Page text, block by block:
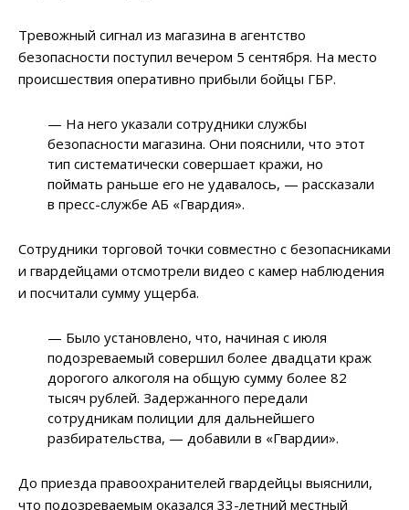
Тревожный сигнал из магазина в агентство
безопасности поступил вечером 5 сентября. На место
происшествия оперативно прибыли бойцы ГБР.
— На него указали сотрудники службы
безопасности магазина. Они пояснили, что этот
тип систематически совершает кражи, но
поймать раньше его не удавалось, — рассказали
в пресс-службе АБ «Гвардия».
Сотрудники торговой точки совместно с безопасниками
и гвардейцами отсмотрели видео с камер наблюдения
и посчитали сумму ущерба.
— Было установлено, что, начиная с июля
подозреваемый совершил более двадцати краж
дорогого алкоголя на общую сумму более 82
тысяч рублей. Задержанного передали
сотрудникам полиции для дальнейшего
разбирательства, — добавили в «Гвардии».
До приезда правоохранителей гвардейцы выяснили,
что подозреваемым оказался 33-летний местный